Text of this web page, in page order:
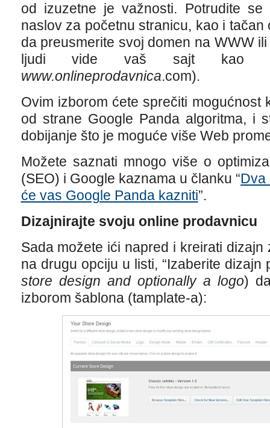
od izuzetne je važnosti. Potrudite
naslov za početnu stranicu, kao i tačan
da preusmerite svoj domen na WWW
ljudi vide vaš sajt kao
www.onlineprodavnica.com).
Ovim izborom ćete sprečiti mogućnost
od strane Google Panda algoritma, i
dobijanje što je moguće više Web
Možete saznati mnogo više o
(SEO) i Google kaznama u članku “Dva
će vas Google Panda kazniti”.
Dizajnirajte svoju online prodavnicu
Sada možete ići napred i kreirati
na drugu opciju u listi, “Izaberite dizajn
store design and optionally a logo)
izborom šablona (tamplate-a):